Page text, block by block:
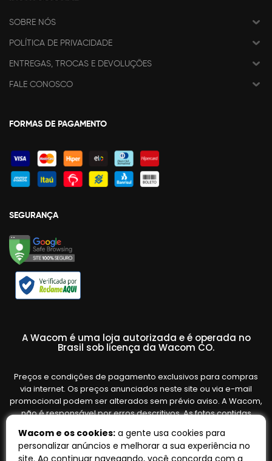
SOBRE NÓS
POLÍTICA DE PRIVACIDADE
ENTREGAS, TROCAS E DEVOLUÇÕES
FALE CONOSCO
FORMAS DE PAGAMENTO
SEGURANÇA
A Wacom é uma loja autorizada e é operada no
Brasil sob licença da Wacom CO.
Preços e condições de pagamento exclusivos para compras
via internet. Os preços anunciados neste site ou via e-mail
promocional podem ser alterados sem prévio aviso. A Wacom,
não é responsável por erros descritivos. As fotos contidas
variar de acordo com o fornecedor/lote do fabricante. Ofertas
válidas até o término de nossos estoques. Vendas sujeitas à
Wacom e os cookies: a gente usa cookies para
personalizar anúncios e melhorar a sua experiência no
site. Ao continuar navegando, você concorda com a